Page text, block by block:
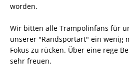
worden.
Wir bitten alle Trampolinfans für
unserer "Randsportart" ein wenig
Fokus zu rücken. Über eine rege
sehr freuen.